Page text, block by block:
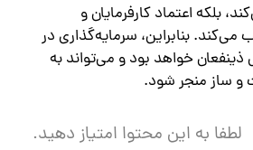
بلکه اعتماد کارفرمایان و
می‌کند. بنابراین، سرمایه‌گذاری در
ذینفعان خواهد بود و می‌تواند به
ساز منجر شود.
لطفا به این محتوا امتیاز دهید.